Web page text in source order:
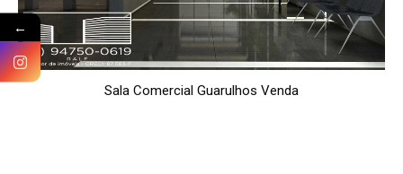
Sala Comercial Guarulhos Venda
←